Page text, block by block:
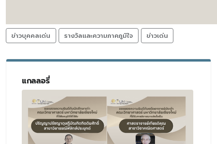
ข่าวบุคคลเด่น รางวัลและความภาคภูมิใจ ข่าวเด่น
แกลลอรี่